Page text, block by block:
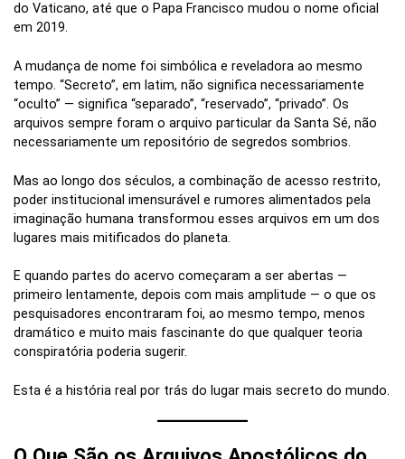
do Vaticano, até que o Papa Francisco mudou o nome oficial
em 2019.
A mudança de nome foi simbólica e reveladora ao mesmo
tempo. “Secreto”, em latim, não significa necessariamente
“oculto” — significa “separado”, “reservado”, “privado”. Os
arquivos sempre foram o arquivo particular da Santa Sé, não
necessariamente um repositório de segredos sombrios.
Mas ao longo dos séculos, a combinação de acesso restrito,
poder institucional imensurável e rumores alimentados pela
imaginação humana transformou esses arquivos em um dos
lugares mais mitificados do planeta.
E quando partes do acervo começaram a ser abertas —
primeiro lentamente, depois com mais amplitude — o que os
pesquisadores encontraram foi, ao mesmo tempo, menos
dramático e muito mais fascinante do que qualquer teoria
conspiratória poderia sugerir.
Esta é a história real por trás do lugar mais secreto do mundo.